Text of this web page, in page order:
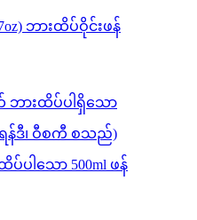
ဘားထိပ်ဝိုင်းဖန်
ါသော 500ml ဖန်